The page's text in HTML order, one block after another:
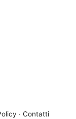
· Contatti